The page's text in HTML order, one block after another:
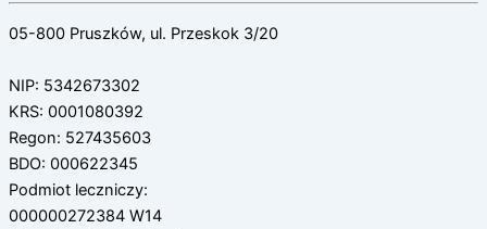
05-800 Pruszków, ul. Przeskok 3/20
NIP: 5342673302
KRS: 0001080392
Regon: 527435603
BDO: 000622345
Podmiot leczniczy:
000000272384 W14